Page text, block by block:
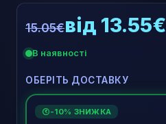
15.05€від 13.55€
В наявності
ОБЕРІТЬ ДОСТАВКУ
€ -10% ЗНИЖКА